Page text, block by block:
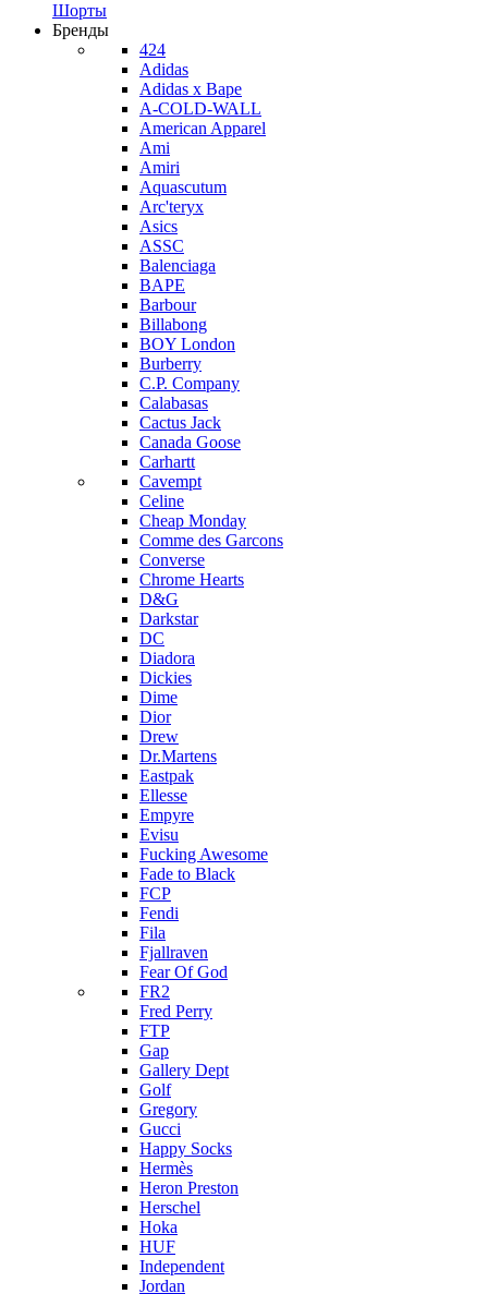
Шорты
Бренды
424
Adidas
Adidas x Bape
A-COLD-WALL
American Apparel
Ami
Amiri
Aquascutum
Arc'teryx
Asics
ASSC
Balenciaga
BAPE
Barbour
Billabong
BOY London
Burberry
C.P. Company
Calabasas
Cactus Jack
Canada Goose
Carhartt
Cavempt
Celine
Cheap Monday
Comme des Garcons
Converse
Chrome Hearts
D&G
Darkstar
DC
Diadora
Dickies
Dime
Dior
Drew
Dr.Martens
Eastpak
Ellesse
Empyre
Evisu
Fucking Awesome
Fade to Black
FCP
Fendi
Fila
Fjallraven
Fear Of God
FR2
Fred Perry
FTP
Gap
Gallery Dept
Golf
Gregory
Gucci
Happy Socks
Hermès
Heron Preston
Hersсhel
Hoka
HUF
Independent
Jordan